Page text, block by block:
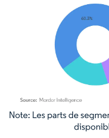
Image © Mordor Intelligence.